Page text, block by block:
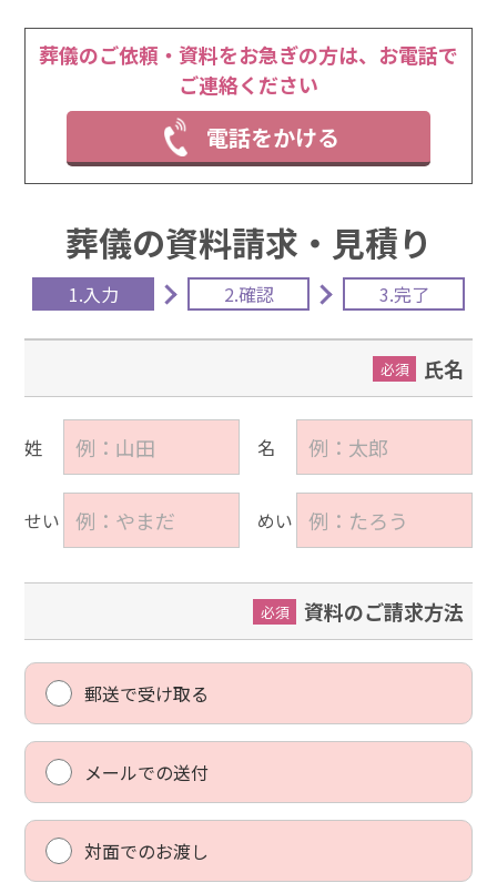
葬儀のご依頼・資料をお急ぎの⽅は、お電話で
ご連絡ください
電話をかける
葬儀の資料請求・見積り
1.入力 2.確認 3.完了
氏名
必須
姓 名
せい めい
資料のご請求方法
必須
郵送で受け取る
メールでの送付
対面でのお渡し